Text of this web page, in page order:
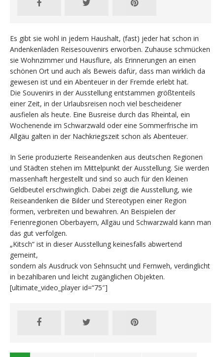
Es gibt sie wohl in jedem Haushalt, (fast) jeder hat schon in
Andenkenläden Reisesouvenirs erworben. Zuhause schmücken
sie Wohnzimmer und Hausflure, als Erinnerungen an einen
schönen Ort und auch als Beweis dafür, dass man wirklich da
gewesen ist und ein Abenteuer in der Fremde erlebt hat.
Die Souvenirs in der Ausstellung entstammen größtenteils
einer Zeit, in der Urlaubsreisen noch viel bescheidener
ausfielen als heute. Eine Busreise durch das Rheintal, ein
Wochenende im Schwarzwald oder eine Sommerfrische im
Allgäu galten in der Nachkriegszeit schon als Abenteuer.
In Serie produzierte Reiseandenken aus deutschen Regionen
und Städten stehen im Mittelpunkt der Ausstellung. Sie werden
massenhaft hergestellt und sind so auch für den kleinen
Geldbeutel erschwinglich. Dabei zeigt die Ausstellung, wie
Reiseandenken die Bilder und Stereotypen einer Region
formen, verbreiten und bewahren. An Beispielen der
Ferienregionen Oberbayern, Allgäu und Schwarzwald kann man
das gut verfolgen.
„Kitsch“ ist in dieser Ausstellung keinesfalls abwertend
gemeint,
sondern als Ausdruck von Sehnsucht und Fernweh, verdinglicht
in bezahlbaren und leicht zugänglichen Objekten.
[ultimate_video_player id=“75″]